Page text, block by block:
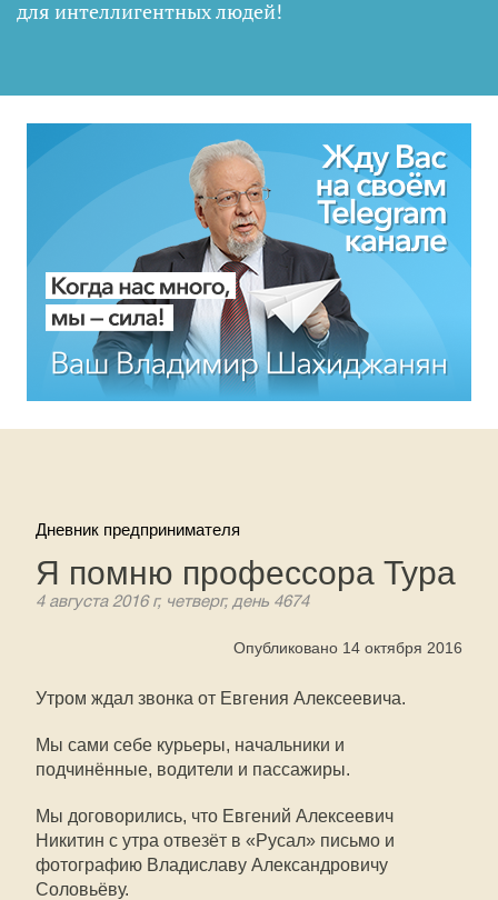
для интеллигентных людей!
Дневник предпринимателя
Я помню профессора Тура
4 августа 2016 г, четверг, день 4674
Опубликовано 14 октября 2016
Утром ждал звонка от Евгения Алексеевича.
Мы сами себе курьеры, начальники и
подчинённые, водители и пассажиры.
Мы договорились, что Евгений Алексеевич
Никитин с утра отвезёт в «Русал» письмо и
фотографию Владиславу Александровичу
Соловьёву.